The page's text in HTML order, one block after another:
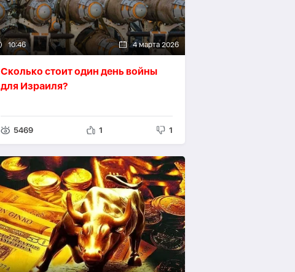
10:46 4 марта 2026
Сколько стоит один день войны
для Израиля?
5469 1 1